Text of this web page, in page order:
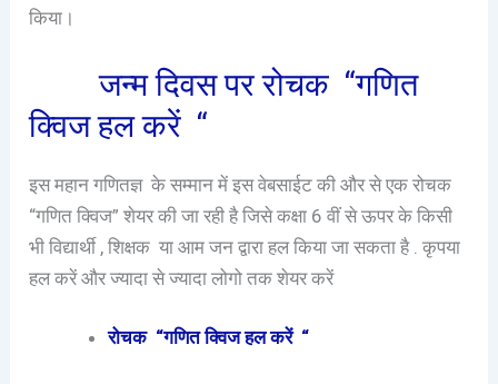
किया।
जन्म दिवस पर रोचक “गणित
क्विज हल करें “
इस महान गणितज्ञ के सम्मान में इस वेबसाईट की और से एक रोचक
“गणित क्विज” शेयर की जा रही है जिसे कक्षा 6 वीं से ऊपर के किसी
भी विद्यार्थी , शिक्षक या आम जन द्वारा हल किया जा सकता है . कृपया
हल करें और ज्यादा से ज्यादा लोगो तक शेयर करें
रोचक “गणित क्विज हल करें “